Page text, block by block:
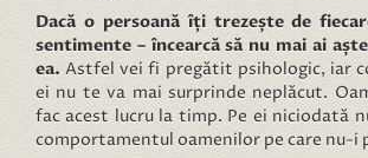
Dacă o persoană îți trezește de
sentimente – încearcă să nu mai ai
ea.Astfel vei fi pregătit psihologic, iar
ei nu te va mai surprinde neplăcut.
fac acest lucru la timp. Pe ei niciodată
comportamentul oamenilor pe care nu-i